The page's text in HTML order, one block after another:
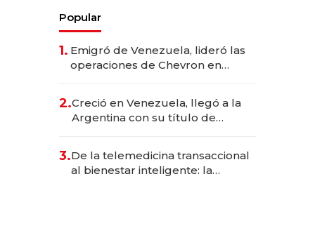
Popular
1. Emigró de Venezuela, lideró las
operaciones de Chevron en
2.Creció en Venezuela, llegó a la
Argentina con su título de
las marcas "fast premium"
3.De la telemedicina transaccional
al bienestar inteligente: la